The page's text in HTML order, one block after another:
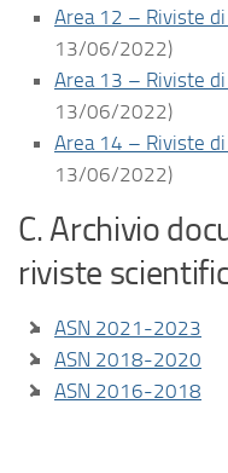
Area 12 – Riviste di
13/06/2022)
Area 13 – Riviste di
13/06/2022)
Area 14 – Riviste di
13/06/2022)
C. Archivio
riviste
ASN 2021-2023
ASN 2018-2020
ASN 2016-2018